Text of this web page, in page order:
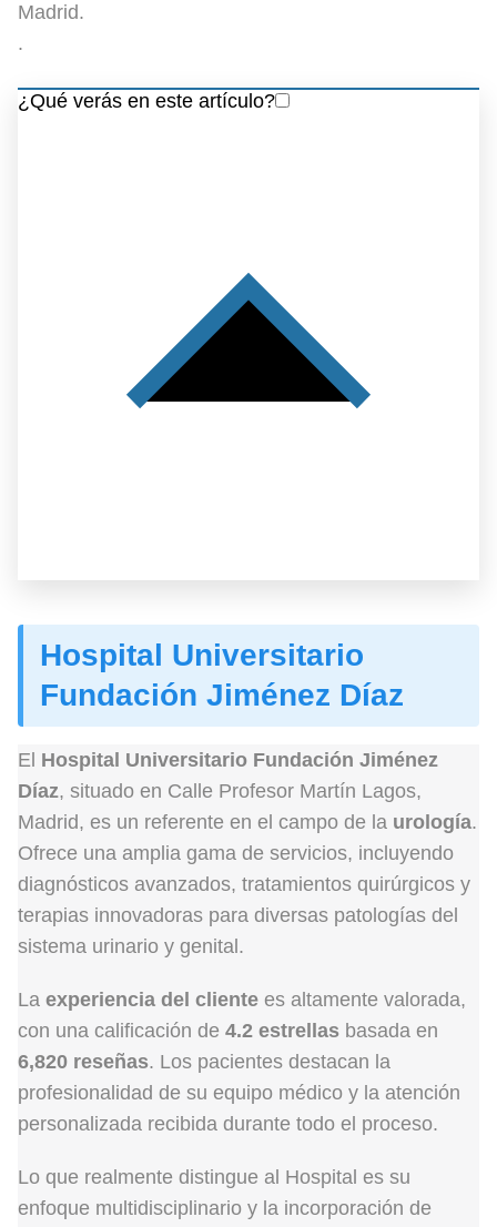
Madrid.
.
¿Qué verás en este artículo?
Hospital Universitario
Fundación Jiménez Díaz
El Hospital Universitario Fundación Jiménez
Díaz, situado en Calle Profesor Martín Lagos,
Madrid, es un referente en el campo de la urología.
Ofrece una amplia gama de servicios, incluyendo
diagnósticos avanzados, tratamientos quirúrgicos y
terapias innovadoras para diversas patologías del
sistema urinario y genital.
La experiencia del cliente es altamente valorada,
con una calificación de 4.2 estrellas basada en
6,820 reseñas. Los pacientes destacan la
profesionalidad de su equipo médico y la atención
personalizada recibida durante todo el proceso.
Lo que realmente distingue al Hospital es su
enfoque multidisciplinario y la incorporación de